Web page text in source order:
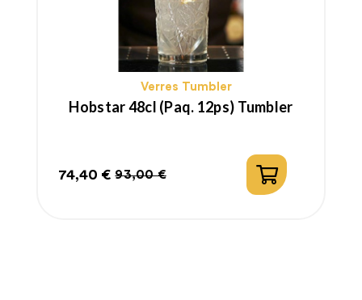
Verres Tumbler
Hobstar 48cl (paq. 12ps) Tumbler
Prix
74,40 €
Prix
93,00 €